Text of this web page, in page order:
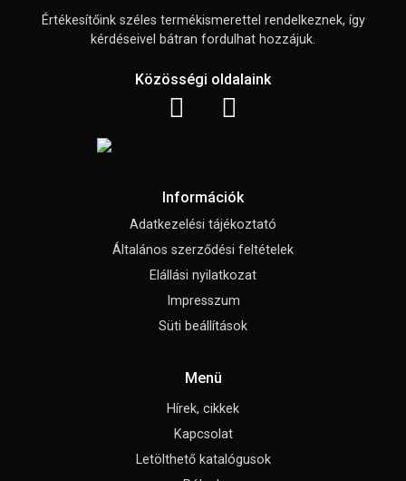
Értékesítőink széles termékismerettel rendelkeznek, így
kérdéseivel bátran fordulhat hozzájuk.
Közösségi oldalaink
Információk
Adatkezelési tájékoztató
Általános szerződési feltételek
Elállási nyilatkozat
Impresszum
Süti beállítások
Menü
Hírek, cikkek
Kapcsolat
Letölthető katalógusok